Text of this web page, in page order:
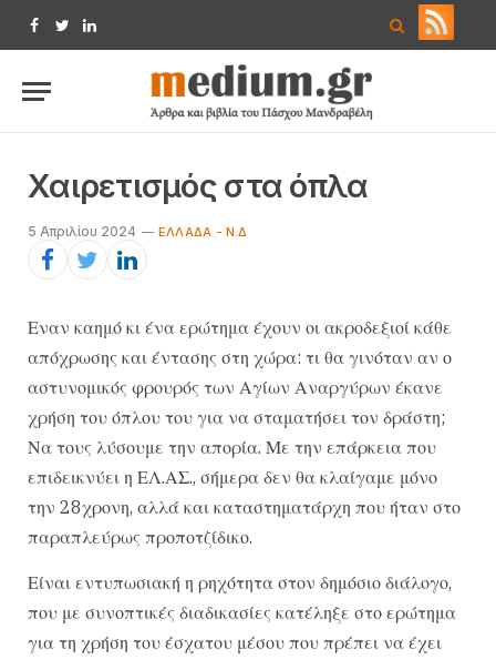
Facebook
TwitterLinkedIn
Χαιρετισμός στα όπλα
5 Απριλίου 2024 ΕΛΛΆΔΑ - Ν.Δ
Εναν καημό κι ένα ερώτημα έχουν οι ακροδεξιοί κάθε
απόχρωσης και έντασης στη χώρα: τι θα γινόταν αν ο
αστυνομικός φρουρός των Αγίων Αναργύρων έκανε
χρήση του όπλου του για να σταματήσει τον δράστη;
Να τους λύσουμε την απορία. Με την επάρκεια που
επιδεικνύει η ΕΛ.ΑΣ., σήμερα δεν θα κλαίγαμε μόνο
την 28χρονη, αλλά και καταστηματάρχη που ήταν στο
παραπλεύρως προποτζίδικο.
Είναι εντυπωσιακή η ρηχότητα στον δημόσιο διάλογο,
που με συνοπτικές διαδικασίες κατέληξε στο ερώτημα
για τη χρήση του έσχατου μέσου που πρέπει να έχει